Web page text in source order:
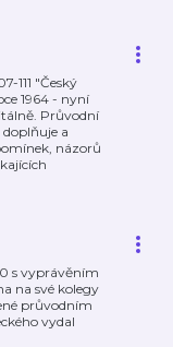
111 "Český
1964 - nyní
Průvodní
a
názorů
s vyprávěním
na své kolegy
průvodním
vydal